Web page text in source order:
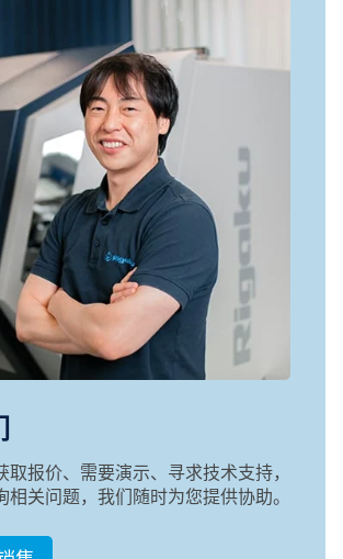
取报价、需要演示、寻求技术支持，
相关问题，我们随时为您提供协助。